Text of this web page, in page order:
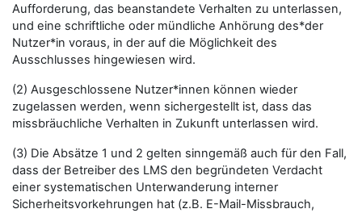
Aufforderung, das beanstandete Verhalten zu unterlassen,
und eine schriftliche oder mündliche Anhörung des*der
Nutzer*in voraus, in der auf die Möglichkeit des
Ausschlusses hingewiesen wird.
(2) Ausgeschlossene Nutzer*innen können wieder
zugelassen werden, wenn sichergestellt ist, dass das
missbräuchliche Verhalten in Zukunft unterlassen wird.
(3) Die Absätze 1 und 2 gelten sinngemäß auch für den Fall,
dass der Betreiber des LMS den begründeten Verdacht
einer systematischen Unterwanderung interner
Sicherheitsvorkehrungen hat (z.B. E-Mail-Missbrauch,